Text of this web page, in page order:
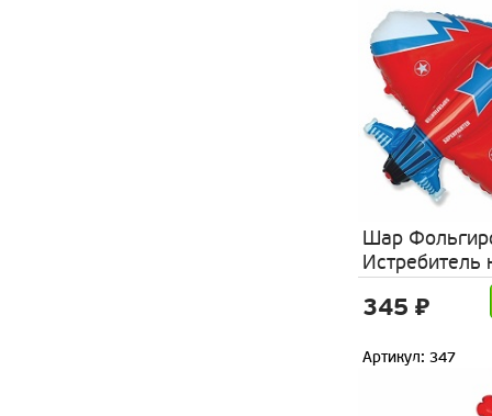
Шар
Истребитель
345 ₽
Артикул: 347